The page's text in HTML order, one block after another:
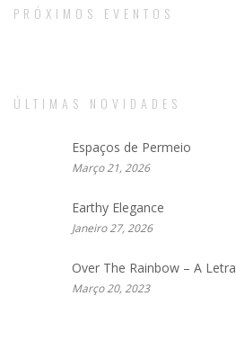
PRÓXIMOS EVENTOS
ÚLTIMAS NOVIDADES
Espaços de Permeio
Março 21, 2026
Earthy Elegance
Janeiro 27, 2026
Over The Rainbow – A Letra
Março 20, 2023